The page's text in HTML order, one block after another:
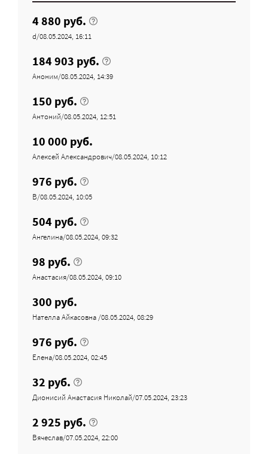
4 880 руб.
d/08.05.2024, 16:11
184 903 руб.
Аноним/08.05.2024, 14:39
150 руб.
Антоний/08.05.2024, 12:51
10 000 руб.
Алексей Александрович/08.05.2024, 10:12
976 руб.
В/08.05.2024, 10:05
504 руб.
Ангелина/08.05.2024, 09:32
98 руб.
Анастасия/08.05.2024, 09:10
300 руб.
Нателла Айкасовна /08.05.2024, 08:29
976 руб.
Елена/08.05.2024, 02:45
32 руб.
Дионисий Анастасия Николай/07.05.2024, 23:23
2 925 руб.
Вячеслав/07.05.2024, 22:00